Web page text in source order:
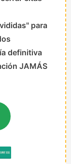
para
definitiva
JAMÁS